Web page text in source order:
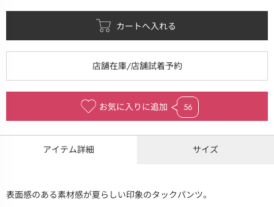
お気に入りに追加 56
アイテム詳細 サイズ
表面感のある素材感が夏らしい印象のタックパンツ。